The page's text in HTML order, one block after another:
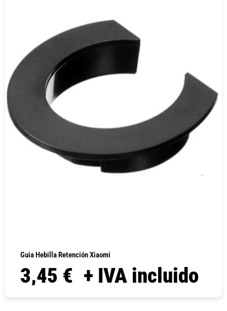
Guia Hebilla Retención Xiaomi
3,45 € + IVA incluido